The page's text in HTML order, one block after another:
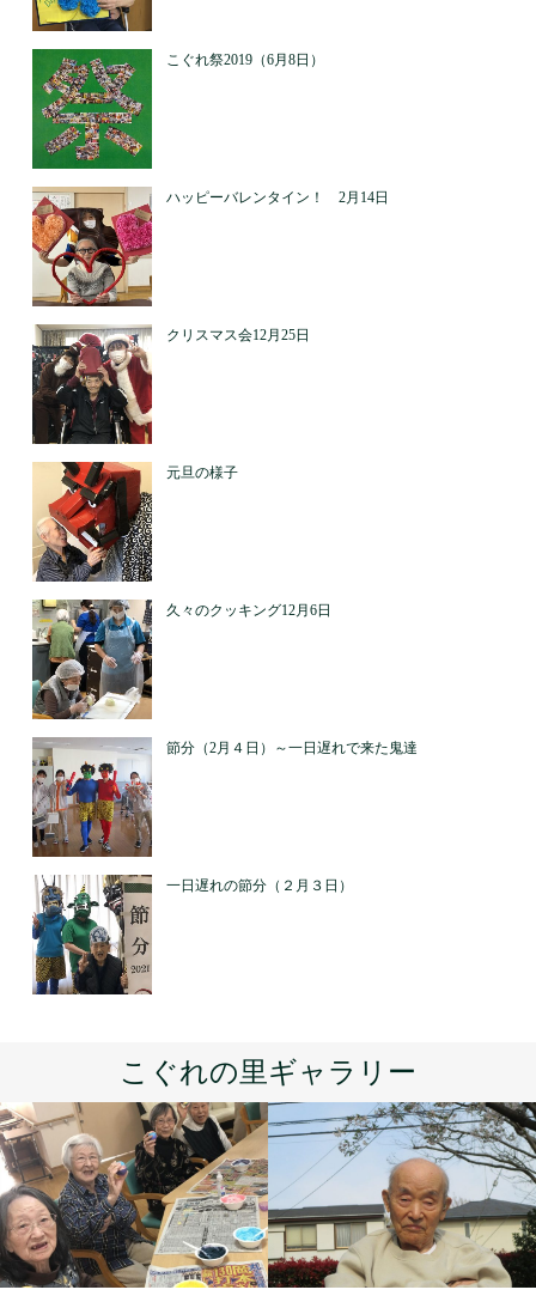
こぐれ祭2019（6月8日）
ハッピーバレンタイン！ 2月14日
クリスマス会12月25日
元旦の様子
久々のクッキング12月6日
節分（2月４日）～一日遅れで来た鬼達
一日遅れの節分（２月３日）
こぐれの里ギャラリー